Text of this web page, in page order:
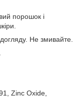
порошок і
догляду. Не змивайте.
Zinc Oxide,